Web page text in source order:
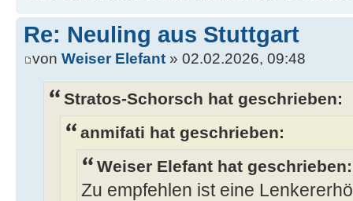
Re: Neuling aus Stuttgart
von Weiser Elefant » 02.02.2026, 09:48
Stratos-Schorsch hat geschrieben:
anmifati hat geschrieben:
Weiser Elefant hat geschrieben:
Zu empfehlen ist eine